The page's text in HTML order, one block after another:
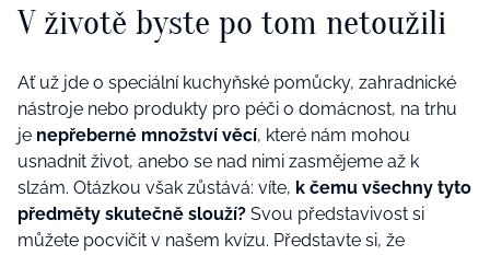
V životě byste po tom netoužili
Ať už jde o speciální kuchyňské pomůcky, zahradnické
nástroje nebo produkty pro péči o domácnost, na trhu
je nepřeberné množství věcí, které nám mohou
usnadnit život, anebo se nad nimi zasmějeme až k
slzám. Otázkou však zůstává: víte, k čemu všechny tyto
předměty skutečně slouží? Svou představivost si
můžete pocvičit v našem kvízu. Představte si, že